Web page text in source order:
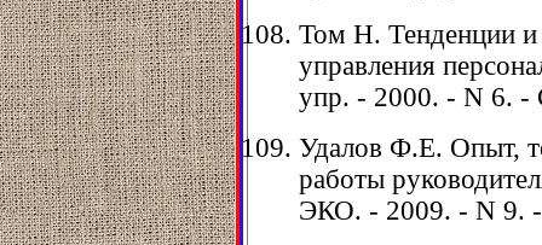
Том Н. Тенденции и
управления
упр. - 2000. - N 6. -
Удалов Ф.Е. Опыт,
работы
ЭКО. - 2009. - N 9.